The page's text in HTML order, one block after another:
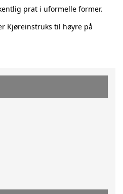
prat i uformelle former.
Kjøreinstruks til høyre på